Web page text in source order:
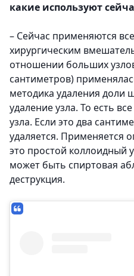
какие используют
– Сейчас применяются
хирургическим
отношении больших
сантиметров)
методика удаления доли
удаление узла. То есть
узла. Если это два
удаляется. Применяется
это простой коллоидный
может быть спиртовая
деструкция.